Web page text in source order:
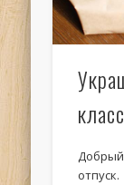
класс
Добрый